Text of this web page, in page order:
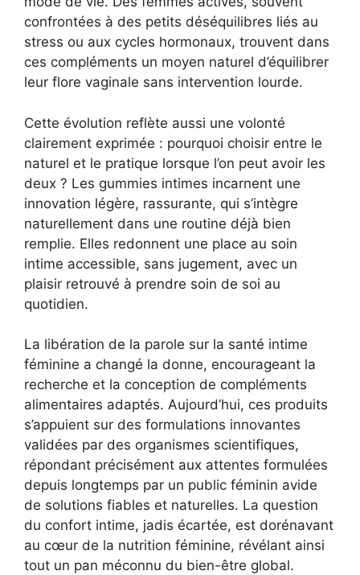
confrontées à des petits déséquilibres liés au
stress ou aux cycles hormonaux, trouvent dans
ces compléments un moyen naturel d’équilibrer
leur flore vaginale sans intervention lourde.
Cette évolution reflète aussi une volonté
clairement exprimée : pourquoi choisir entre le
naturel et le pratique lorsque l’on peut avoir les
deux ? Les gummies intimes incarnent une
innovation légère, rassurante, qui s’intègre
naturellement dans une routine déjà bien
remplie. Elles redonnent une place au soin
intime accessible, sans jugement, avec un
plaisir retrouvé à prendre soin de soi au
quotidien.
La libération de la parole sur la santé intime
féminine a changé la donne, encourageant la
recherche et la conception de compléments
alimentaires adaptés. Aujourd’hui, ces produits
s’appuient sur des formulations innovantes
validées par des organismes scientifiques,
répondant précisément aux attentes formulées
depuis longtemps par un public féminin avide
de solutions fiables et naturelles. La question
du confort intime, jadis écartée, est dorénavant
au cœur de la nutrition féminine, révélant ainsi
tout un pan méconnu du bien-être global.